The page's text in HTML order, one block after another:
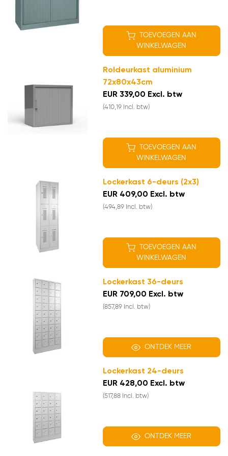
TOEVOEGEN AAN
WINKELWAGEN
Roldeurkast aluminium
72x80x43cm
EUR 339,00 Excl. btw
(410,19 Incl. btw)
TOEVOEGEN AAN
WINKELWAGEN
Lockerkast 6-deurs (2x3)
EUR 409,00 Excl. btw
(494,89 Incl. btw)
TOEVOEGEN AAN
WINKELWAGEN
Lockerkast 36-deurs
EUR 709,00 Excl. btw
(857,89 Incl. btw)
ONTDEK MEER
Lockerkast 24-deurs
EUR 428,00 Excl. btw
(517,88 Incl. btw)
ONTDEK MEER